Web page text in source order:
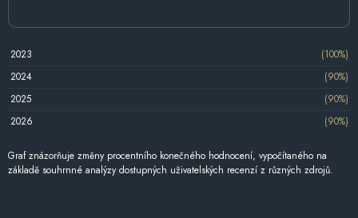
2023
(100%)
2024
(90%)
2025
(90%)
2026
(90%)
Graf znázorňuje změny procentního konečného hodnocení, vypočítaného na
základě souhrnné analýzy dostupných uživatelských recenzí z různých zdrojů.